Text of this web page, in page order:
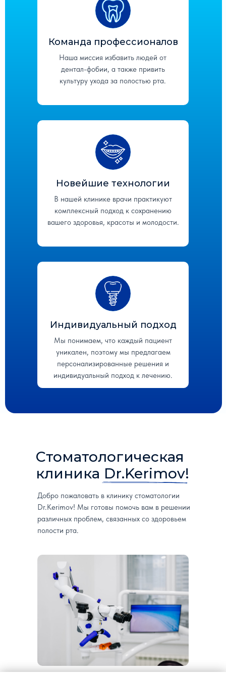
Команда профессионалов
Наша миссия избавить людей от
дентал-фобии, а также привить
культуру ухода за полостью рта.
Новейшие технологии
В нашей клинике врачи практикуют
комплексный подход к сохранению
вашего здоровья, красоты и молодости.
Индивидуальный подход
Мы понимаем, что каждый пациент
уникален, поэтому мы предлагаем
персонализированные решения и
индивидуальный подход к лечению.
Стоматологическая
клиника Dr.Kerimov!
Добро пожаловать в клинику стоматологии
Dr.Kerimov! Мы готовы помочь вам в решении
различных проблем, связанных со здоровьем
полости рта.
Записаться на прием
+7 (927) 692-40-37
Пн-Сб с 9:00 -20:00